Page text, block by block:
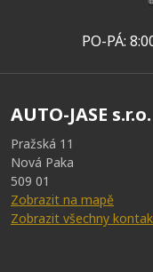
PO-PÁ:
AUTO-JASE s.r.o.
Pražská 11
Nová Paka
509 01
Zobrazit na mapě
Zobrazit všechny